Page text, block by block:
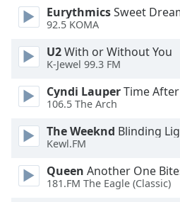
Background
Color
Opacity
Font
Size
EurythmicsSweet
92.5 KOMA
U2With or Without You
K-Jewel 99.3 FM
Cyndi LauperTime
106.5 The Arch
The Weeknd Blinding
Kewl.FM
Queen Another One
181.FM The Eagle (Classic)